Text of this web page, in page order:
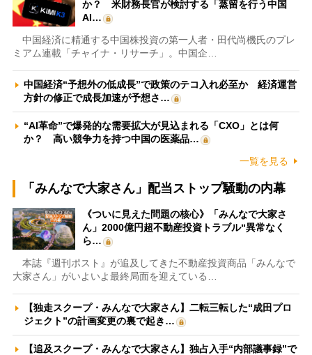
か？ 米財務長官が検討する「蒸留を行う中国
AI…
中国経済に精通する中国株投資の第一人者・田代尚機氏のプレ
ミアム連載「チャイナ・リサーチ」。中国企…
中国経済“予想外の低成長”で政策のテコ入れ必至か 経済運営
方針の修正で成長加速が予想さ…
“AI革命”で爆発的な需要拡大が見込まれる「CXO」とは何
か？ 高い競争力を持つ中国の医薬品…
一覧を見る
「みんなで大家さん」配当ストップ騒動の内幕
《ついに見えた問題の核心》「みんなで大家さ
ん」2000億円超不動産投資トラブル“異常なく
ら…
本誌『週刊ポスト』が追及してきた不動産投資商品「みんなで
大家さん」がいよいよ最終局面を迎えている…
【独走スクープ・みんなで大家さん】二転三転した“成田プロ
ジェクト”の計画変更の裏で起き…
【追及スクープ・みんなで大家さん】独占入手“内部議事録”で